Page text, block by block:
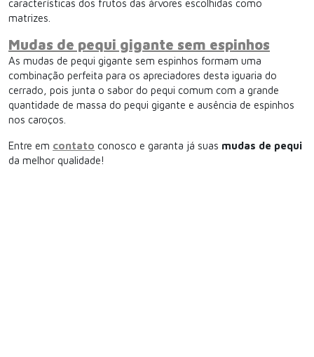
características dos frutos das árvores escolhidas como
matrizes.
Mudas de pequi gigante sem espinhos
As mudas de pequi gigante sem espinhos formam uma
combinação perfeita para os apreciadores desta iguaria do
cerrado, pois junta o sabor do pequi comum com a grande
quantidade de massa do pequi gigante e ausência de espinhos
nos caroços.
Entre em contato conosco e garanta já suas mudas de pequi
da melhor qualidade!